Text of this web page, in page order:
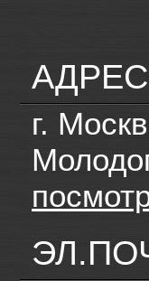
АДРЕС
г.